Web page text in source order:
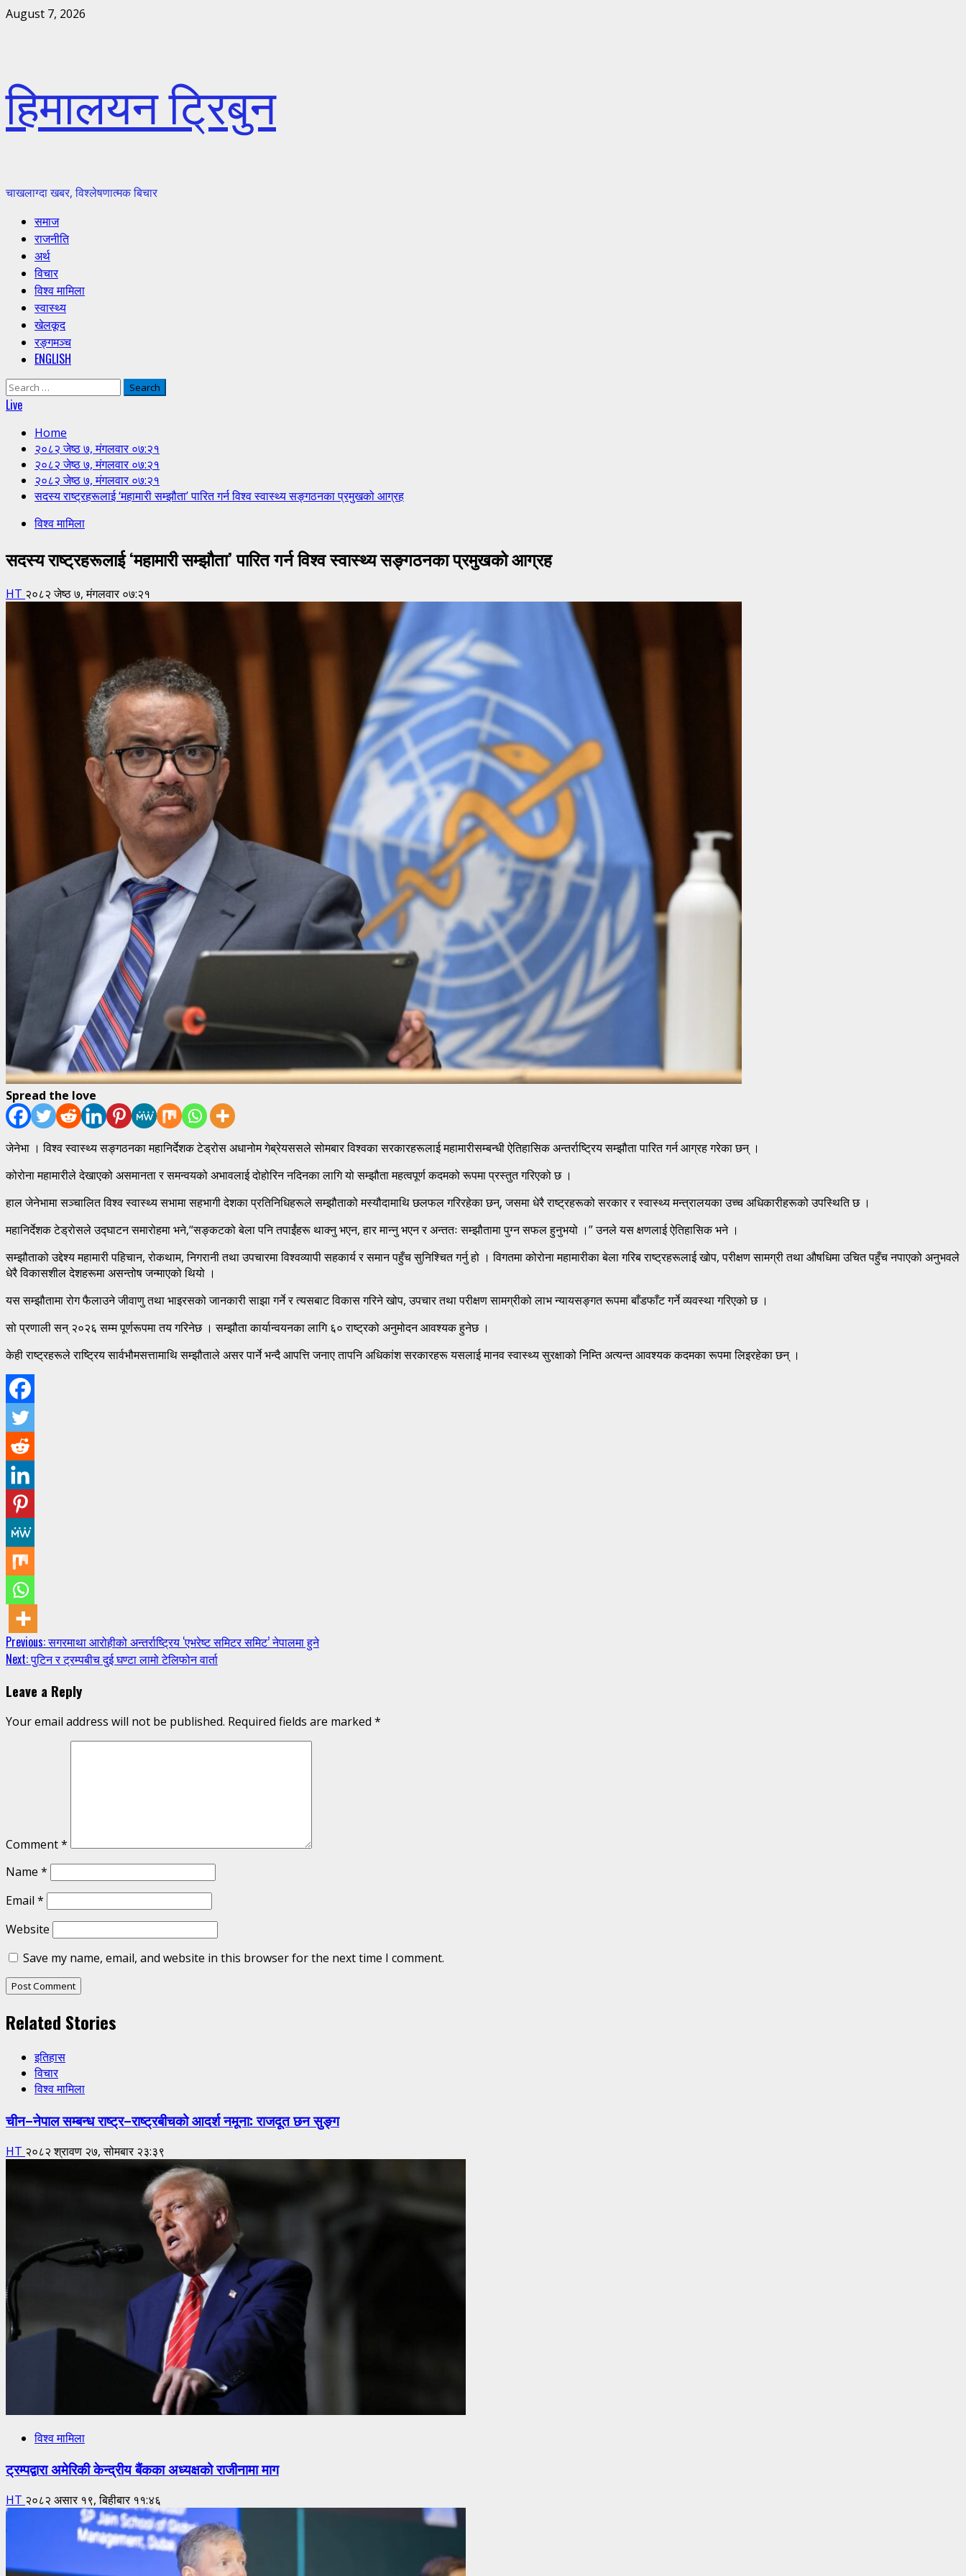
Skip
August 7, 2026
हिमालयन ट्रिबुन
चाखलाग्दा खबर, विश्लेषणात्मक बिचार
Primary
Menu
समाज
राजनीति
अर्थ
विचार
विश्व मामिला
स्वास्थ्य
खेलकूद
रङ्गमञ्च
ENGLISH
Search
for:
Live
Home
२०८२ जेष्ठ ७, मंगलवार ०७:२१
२०८२ जेष्ठ ७, मंगलवार ०७:२१
२०८२ जेष्ठ ७, मंगलवार ०७:२१
सदस्य राष्ट्रहरूलाई ‘महामारी सम्झौता’ पारित गर्न विश्व स्वास्थ्य सङ्गठनका प्रमुखको आग्रह
विश्व मामिला
सदस्य राष्ट्रहरूलाई ‘महामारी सम्झौता’ पारित गर्न विश्व स्वास्थ्य सङ्गठनका प्रमुखको आग्रह
HT २०८२ जेष्ठ ७, मंगलवार ०७:२१
Spread the love
जेनेभा । विश्व स्वास्थ्य सङ्गठनका महानिर्देशक टेड्रोस अधानोम गेब्रेयससले सोमबार विश्वका सरकारहरूलाई महामारीसम्बन्धी ऐतिहासिक अन्तर्राष्ट्रिय सम्झौता पारित गर्न आग्रह गरेका छन् ।
कोरोना महामारीले देखाएको असमानता र समन्वयको अभावलाई दोहोरिन नदिनका लागि यो सम्झौता महत्वपूर्ण कदमको रूपमा प्रस्तुत गरिएको छ ।
हाल जेनेभामा सञ्चालित विश्व स्वास्थ्य सभामा सहभागी देशका प्रतिनिधिहरूले सम्झौताको मस्यौदामाथि छलफल गरिरहेका छन्, जसमा धेरै राष्ट्रहरूको सरकार र स्वास्थ्य मन्त्रालयका उच्च अधिकारीहरूको उपस्थिति छ ।
महानिर्देशक टेड्रोसले उद्घाटन समारोहमा भने,“सङ्कटको बेला पनि तपाईंहरू थाक्नु भएन, हार मान्नु भएन र अन्ततः सम्झौतामा पुग्न सफल हुनुभयो ।” उनले यस क्षणलाई ऐतिहासिक भने ।
सम्झौताको उद्देश्य महामारी पहिचान, रोकथाम, निगरानी तथा उपचारमा विश्वव्यापी सहकार्य र समान पहुँच सुनिश्चित गर्नु हो । विगतमा कोरोना महामारीका बेला गरिब राष्ट्रहरूलाई खोप, परीक्षण सामग्री तथा औषधिमा उचित पहुँच नपाएको अनुभवले
धेरै विकासशील देशहरूमा असन्तोष जन्माएको थियो ।
यस सम्झौतामा रोग फैलाउने जीवाणु तथा भाइरसको जानकारी साझा गर्ने र त्यसबाट विकास गरिने खोप, उपचार तथा परीक्षण सामग्रीको लाभ न्यायसङ्गत रूपमा बाँडफाँट गर्ने व्यवस्था गरिएको छ ।
सो प्रणाली सन् २०२६ सम्म पूर्णरूपमा तय गरिनेछ । सम्झौता कार्यान्वयनका लागि ६० राष्ट्रको अनुमोदन आवश्यक हुनेछ ।
केही राष्ट्रहरूले राष्ट्रिय सार्वभौमसत्तामाथि सम्झौताले असर पार्ने भन्दै आपत्ति जनाए तापनि अधिकांश सरकारहरू यसलाई मानव स्वास्थ्य सुरक्षाको निम्ति अत्यन्त आवश्यक कदमका रूपमा लिइरहेका छन् ।
Continue
Reading
Previous:सगरमाथा आरोहीको अन्तर्राष्ट्रिय ‘एभरेष्ट समिटर समिट’ नेपालमा हुने
Next:पुटिन र ट्रम्पबीच दुई घण्टा लामो टेलिफोन वार्ता
Leave a Reply
Your email address will not be published. Required fields are marked *
Comment*
Name *
Email *
Website
Save my name, email, and website in this browser for the next time I comment.
Related Stories
इतिहास
विचार
विश्व मामिला
चीन–नेपाल सम्बन्ध राष्ट्र–राष्ट्रबीचको आदर्श नमूना: राजदूत छन सुङ्ग
HT २०८२ श्रावण २७, सोमबार २३:३९
विश्व मामिला
ट्रम्पद्वारा अमेरिकी केन्द्रीय बैंकका अध्यक्षको राजीनामा माग
HT २०८२ असार १९, बिहीबार ११:४६